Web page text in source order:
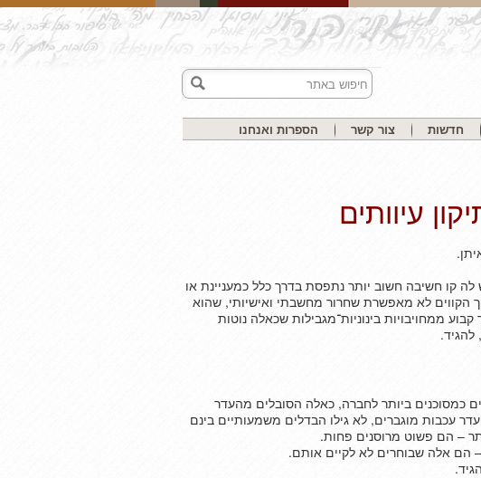
חדשות צור קשר הספרות ואנחנו
עיוותים
קו חשיבה חשוב יותר נתפסת בדרך כלל כמעניינת או
הקווים לא מאפשרת שחרור מחשבתי ואישיותי, שהוא
ממחויבויות בינוניות־מגבילות שכאלה נוטות
ביותר לחברה, כאלה הסובלים מהעדר
עכבות מוגברים, לא גילו הבדלים משמעותיים בינם
– הם פשוט מרוסנים פחות.
הם אלה שבוחרים לא לקיים אותם.